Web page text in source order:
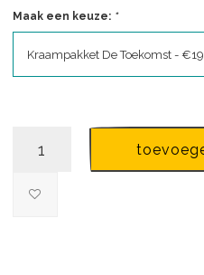
Maak een keuze: *
Kraampakket De Toekomst -